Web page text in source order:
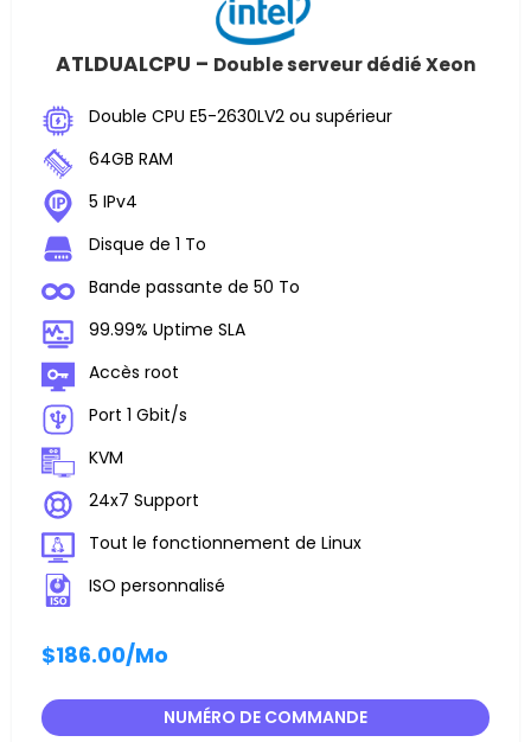
ATLDUALCPU – Double serveur dédié Xeon
Double CPU E5-2630LV2 ou supérieur
64GB RAM
5 IPv4
Disque de 1 To
Bande passante de 50 To
99.99% Uptime SLA
Accès root
Port 1 Gbit/s
KVM
24x7 Support
Tout le fonctionnement de Linux
ISO personnalisé
$186.00/Mo
NUMÉRO DE COMMANDE